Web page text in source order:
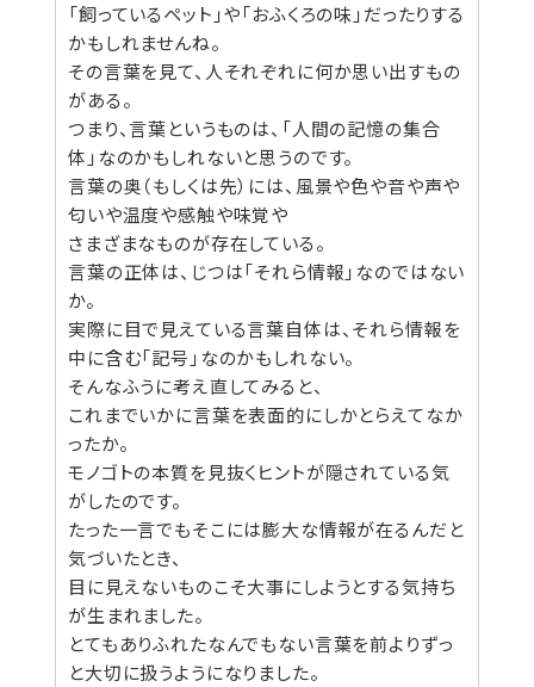
「飼っているペット」や「おふくろの味」だったりする
かもしれませんね。
その言葉を見て、人それぞれに何か思い出すもの
がある。
つまり、言葉というものは、「人間の記憶の集合
体」なのかもしれないと思うのです。
言葉の奥（もしくは先）には、風景や色や音や声や
匂いや温度や感触や味覚や
さまざまなものが存在している。
言葉の正体は、じつは「それら情報」なのではない
か。
実際に目で見えている言葉自体は、それら情報を
中に含む「記号」なのかもしれない。
そんなふうに考え直してみると、
これまでいかに言葉を表面的にしかとらえてなか
ったか。
モノゴトの本質を見抜くヒントが隠されている気
がしたのです。
たった一言でもそこには膨大な情報が在るんだと
気づいたとき、
目に見えないものこそ大事にしようとする気持ち
が生まれました。
とてもありふれたなんでもない言葉を前よりずっ
と大切に扱うようになりました。